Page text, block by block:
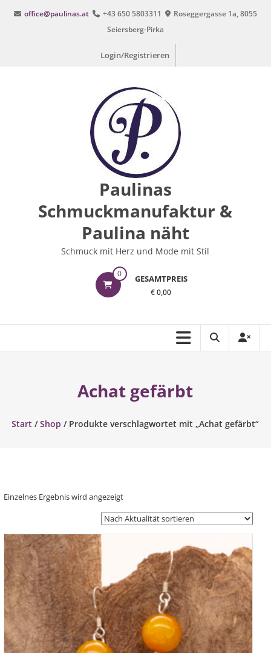
Inhalt
office@paulinas.at +43 650 5803311
Roseggergasse 1a, 8055
Seiersberg-Pirka
Login/Registrieren
Paulinas
Schmuckmanufaktur &
Paulina näht
Schmuck mit Herz und Mode mit Stil
0 GESAMTPREIS
€ 0,00
Achat gefärbt
Start /Shop / Produkte verschlagwortet mit „Achat gefärbt“
Einzelnes Ergebnis wird angezeigt